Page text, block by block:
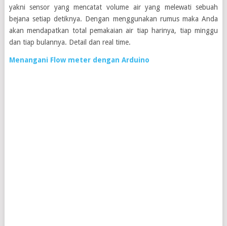
yakni sensor yang mencatat volume air yang melewati sebuah
bejana setiap detiknya. Dengan menggunakan rumus maka Anda
akan mendapatkan total pemakaian air tiap harinya, tiap minggu
dan tiap bulannya. Detail dan real time.
Menangani Flow meter dengan Arduino